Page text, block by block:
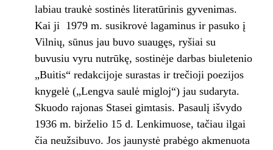
labiau traukė sostinės literatūrinis gyvenimas.
Kai ji 1979 m. susikrovė lagaminus ir pasuko į
Vilnių, sūnus jau buvo suaugęs, ryšiai su
buvusiu vyru nutrūkę, sostinėje darbas biuletenio
„Buitis“ redakcijoje surastas ir trečioji poezijos
knygelė („Lengva saulė migloj“) jau sudaryta.
Skuodo rajonas Stasei gimtasis. Pasaulį išvydo
1936 m. birželio 15 d. Lenkimuose, tačiau ilgai
čia neužsibuvo. Jos jaunystė prabėgo akmenuota